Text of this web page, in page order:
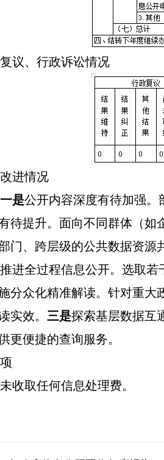
议、行政诉讼情况
进情况
一是公开内容深度有待加强。
待提升。面向不同群体（
门、跨层级的公共数据资
推进全过程信息公开。选取
分众化精准解读。针对重大
实效。 三是探索基层数据互
更便捷的查询服务。
收取任何信息处理费。